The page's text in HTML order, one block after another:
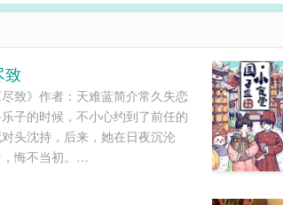
致
尽致》作者：天难蓝简介常久失恋
子的时候，不小心约到了前任的
头沈持，后来，她在日夜沉沦
悔不当初。